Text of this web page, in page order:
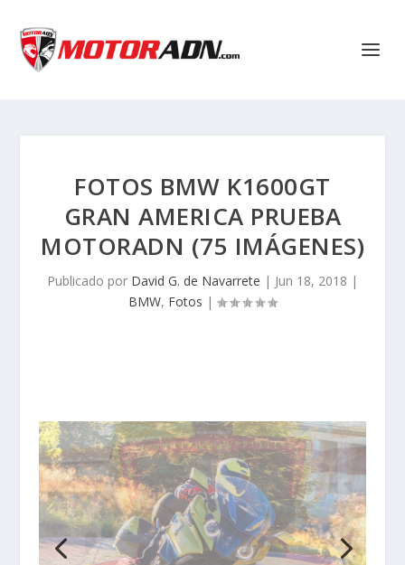
FOTOS BMW K1600GT
GRAN AMERICA PRUEBA
MOTORADN (75 IMÁGENES)
Publicado por David G. de Navarrete | Jun 18, 2018 |
BMW, Fotos |